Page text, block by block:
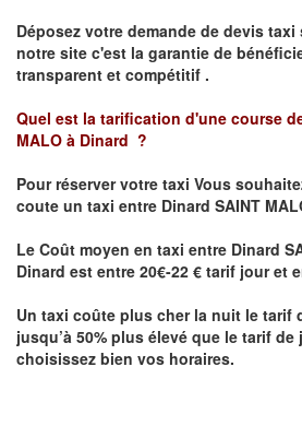
Déposez votre demande de devis taxi
notre site c'est la garantie de
transparent et compétitif .
Quel est la tarification d'une course
MALO à Dinard ?
Pour réserver votre taxi Vous
coute un taxi entre Dinard SAINT
Le Coût moyen en taxi entre Dinard
Dinard est entre 20€-22 € tarif jour et
Un taxi coûte plus cher la nuit le tarif
jusqu’à 50% plus élevé que le tarif
choisissez bien vos horaires.